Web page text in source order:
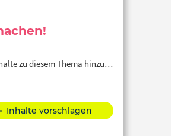
zu diesem Thema hinzu…
Inhalte vorschlagen